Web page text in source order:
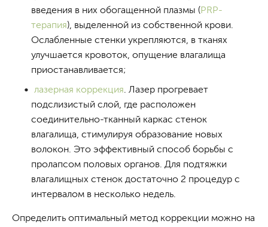
введения в них обогащенной плазмы (PRP-
терапия), выделенной из собственной крови.
Ослабленные стенки укрепляются, в тканях
улучшается кровоток, опущение влагалища
приостанавливается;
лазерная коррекция . Лазер прогревает
подслизистый слой, где расположен
соединительно-тканный каркас стенок
влагалища, стимулируя образование новых
волокон. Это эффективный способ борьбы с
пролапсом половых органов. Для подтяжки
влагалищных стенок достаточно 2 процедур с
интервалом в несколько недель.
Определить оптимальный метод коррекции можно на